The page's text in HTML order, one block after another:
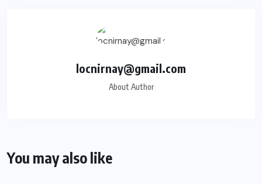
locnirnay@gmail.com
About Author
You may also like